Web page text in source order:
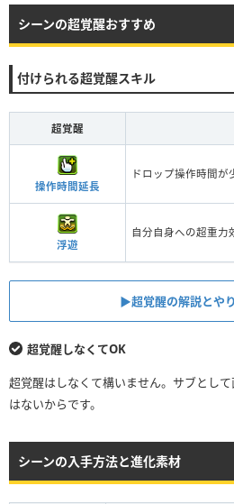
シーンの超覚醒おすすめ
付けられる超覚醒スキル
超覚醒
操作時間延長
ドロップ操作時間が
浮遊
自分自身への超重力
▶︎超覚醒の解説とや
超覚醒しなくてOK
超覚醒はしなくて構いません。サブとし
はないからです。
シーンの入手方法と進化素材